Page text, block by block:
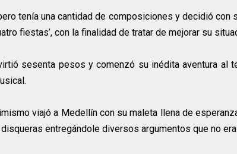
tenía una cantidad de composiciones y decidió con
fiestas’, con la finalidad de tratar de mejorar su
sesenta pesos y comenzó su inédita aventura al
viajó a Medellín con su maleta llena de
entregándole diversos argumentos que no era